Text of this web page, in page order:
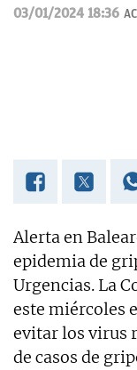
03/01/2024 18:36
Alerta en
epidemia de
Urgencias. La
este miércoles
evitar los virus
de casos de